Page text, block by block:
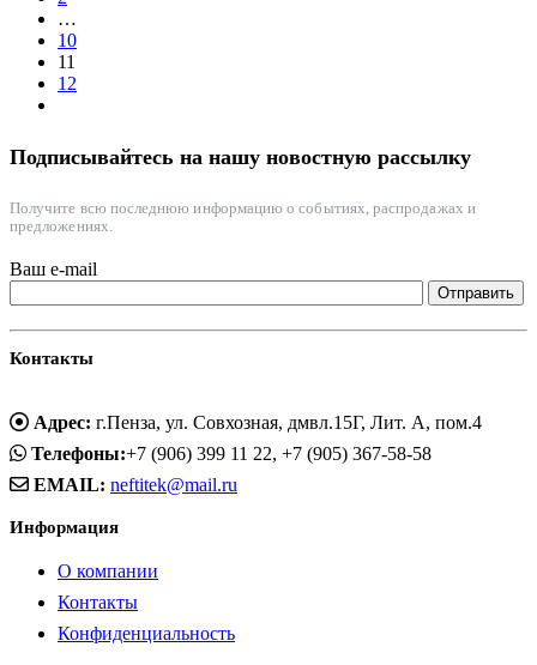
…
10
11
12
Подписывайтесь на нашу новостную рассылку
Получите всю последнюю информацию о событиях, распродажах и
предложениях.
Ваш e-mail
Контакты
Адрес: г.Пенза, ул. Совхозная, дмвл.15Г, Лит. А, пом.4
Телефоны:+7 (906) 399 11 22, +7 (905) 367-58-58
EMAIL: neftitek@mail.ru
Информация
О компании
Контакты
Конфиденциальность